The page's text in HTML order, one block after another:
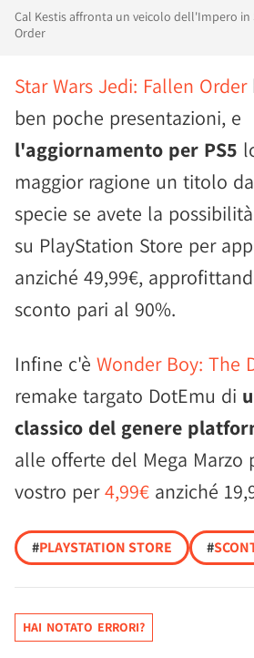
Cal Kestis affronta un veicolo dell'Impero in
Order
Star Wars Jedi: Fallen Order
ben poche presentazioni, e
l'aggiornamento per PS5
maggior ragione un titolo
specie se avete la
su PlayStation Store per
anziché 49,99€,
sconto pari al 90%.
Infine c'è Wonder Boy: The
remake targato DotEmu di
classico del genere
alle offerte del Mega Marzo
vostro per4,99€ anziché
#PLAYSTATION STORE #
HAI NOTATO ERRORI?